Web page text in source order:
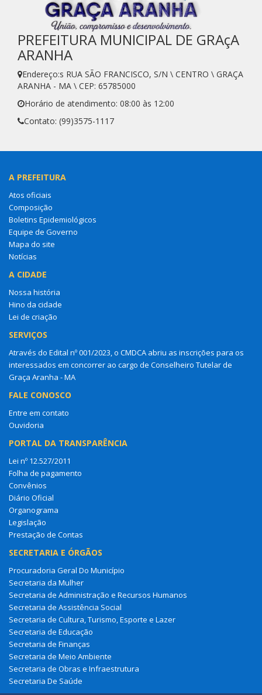
PREFEITURA MUNICIPAL DE GRAçA
ARANHA
Endereço:s RUA SÃO FRANCISCO, S/N \ CENTRO \ GRAÇA
ARANHA - MA \ CEP: 65785000
Horário de atendimento: 08:00 às 12:00
Contato: (99)3575-1117
A PREFEITURA
Atos oficiais
Composição
Boletins Epidemiológicos
Equipe de Governo
Mapa do site
Notícias
A CIDADE
Nossa história
Hino da cidade
Lei de criação
SERVIÇOS
Através do Edital nº 001/2023, o CMDCA abriu as inscrições para os
interessados em concorrer ao cargo de Conselheiro Tutelar de
Graça Aranha - MA
FALE CONOSCO
Entre em contato
Ouvidoria
PORTAL DA TRANSPARÊNCIA
Lei nº 12.527/2011
Folha de pagamento
Convênios
Diário Oficial
Organograma
Legislação
Prestação de Contas
SECRETARIA E ÓRGÃOS
Procuradoria Geral Do Município
Secretaria da Mulher
Secretaria de Administração e Recursos Humanos
Secretaria de Assistência Social
Secretaria de Cultura, Turismo, Esporte e Lazer
Secretaria de Educação
Secretaria de Finanças
Secretaria de Meio Ambiente
Secretaria de Obras e Infraestrutura
Secretaria De Saúde